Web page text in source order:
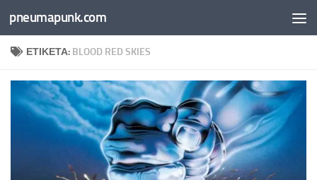
Skip to content
pneumapunk.com
ΕΤΙΚΈΤΑ: BLOOD RED SKIES